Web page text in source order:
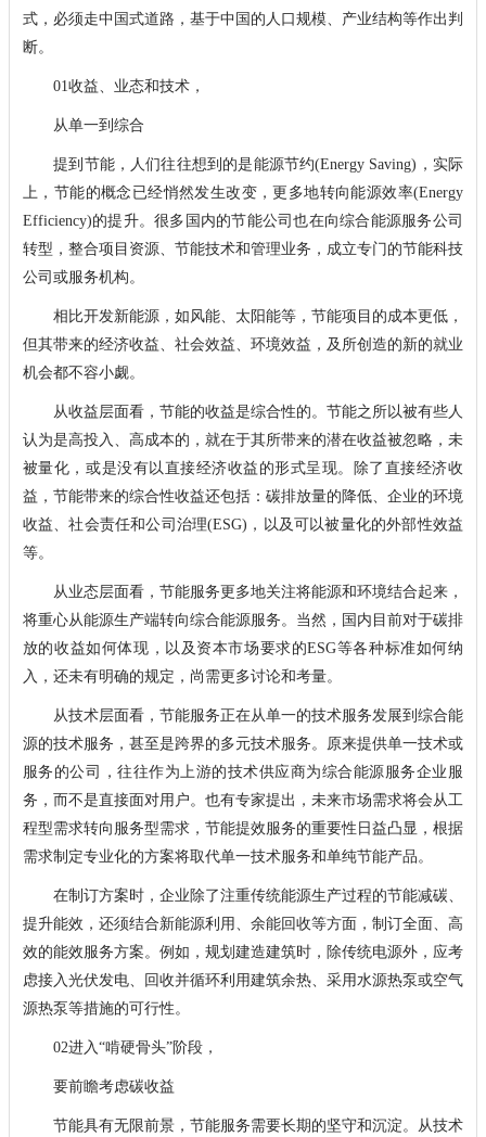
式，必须走中国式道路，基于中国的人口规模、产业结构等作出判
断。
01收益、业态和技术，
从单一到综合
提到节能，人们往往想到的是能源节约(Energy Saving)，实际
上，节能的概念已经悄然发生改变，更多地转向能源效率(Energy
Efficiency)的提升。很多国内的节能公司也在向综合能源服务公司
转型，整合项目资源、节能技术和管理业务，成立专门的节能科技
公司或服务机构。
相比开发新能源，如风能、太阳能等，节能项目的成本更低，
但其带来的经济收益、社会效益、环境效益，及所创造的新的就业
机会都不容小觑。
从收益层面看，节能的收益是综合性的。节能之所以被有些人
认为是高投入、高成本的，就在于其所带来的潜在收益被忽略，未
被量化，或是没有以直接经济收益的形式呈现。除了直接经济收
益，节能带来的综合性收益还包括：碳排放量的降低、企业的环境
收益、社会责任和公司治理(ESG)，以及可以被量化的外部性效益
等。
从业态层面看，节能服务更多地关注将能源和环境结合起来，
将重心从能源生产端转向综合能源服务。当然，国内目前对于碳排
放的收益如何体现，以及资本市场要求的ESG等各种标准如何纳
入，还未有明确的规定，尚需更多讨论和考量。
从技术层面看，节能服务正在从单一的技术服务发展到综合能
源的技术服务，甚至是跨界的多元技术服务。原来提供单一技术或
服务的公司，往往作为上游的技术供应商为综合能源服务企业服
务，而不是直接面对用户。也有专家提出，未来市场需求将会从工
程型需求转向服务型需求，节能提效服务的重要性日益凸显，根据
需求制定专业化的方案将取代单一技术服务和单纯节能产品。
在制订方案时，企业除了注重传统能源生产过程的节能减碳、
提升能效，还须结合新能源利用、余能回收等方面，制订全面、高
效的能效服务方案。例如，规划建造建筑时，除传统电源外，应考
虑接入光伏发电、回收并循环利用建筑余热、采用水源热泵或空气
源热泵等措施的可行性。
02进入“啃硬骨头”阶段，
要前瞻考虑碳收益
节能具有无限前景，节能服务需要长期的坚守和沉淀。从技术